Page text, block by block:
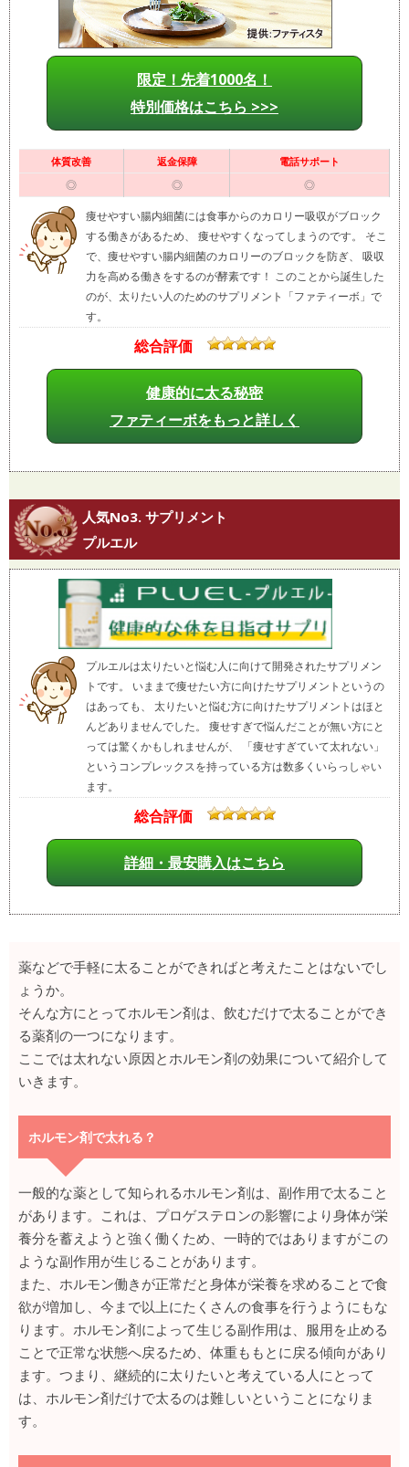
限定！先着1000名！
特別価格はこちら >>>
体質改善 返金保障 電話サポート
◎ ◎
◎
痩せやすい腸内細菌には食事からのカロリー吸収がブロック
する働きがあるため、 痩せやすくなってしまうのです。 そこ
で、痩せやすい腸内細菌のカロリーのブロックを防ぎ、 吸収
力を高める働きをするのが酵素です！ このことから誕生した
のが、太りたい人のためのサプリメント「ファティーボ」で
す。
総合評価
健康的に太る秘密
ファティーボをもっと詳しく
人気No3. サプリメント
プルエル
プルエルは太りたいと悩む人に向けて開発されたサプリメン
トです。 いままで痩せたい方に向けたサプリメントというの
はあっても、 太りたいと悩む方に向けたサプリメントはほと
んどありませんでした。 痩せすぎで悩んだことが無い方にと
っては驚くかもしれませんが、 「痩せすぎていて太れない」
というコンプレックスを持っている方は数多くいらっしゃい
ます。
総合評価
詳細・最安購入はこちら
薬などで手軽に太ることができればと考えたことはないでし
ょうか。
そんな方にとってホルモン剤は、飲むだけで太ることができ
る薬剤の一つになります。
ここでは太れない原因とホルモン剤の効果について紹介して
いきます。
ホルモン剤で太れる？
一般的な薬として知られるホルモン剤は、副作用で太ること
があります。これは、プロゲステロンの影響により身体が栄
養分を蓄えようと強く働くため、一時的ではありますがこの
ような副作用が生じることがあります。
また、ホルモン働きが正常だと身体が栄養を求めることで食
欲が増加し、今まで以上にたくさんの食事を行うようにもな
ります。ホルモン剤によって生じる副作用は、服用を止める
ことで正常な状態へ戻るため、体重ももとに戻る傾向があり
ます。つまり、継続的に太りたいと考えている人にとって
は、ホルモン剤だけで太るのは難しいということになりま
す。